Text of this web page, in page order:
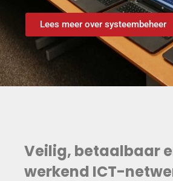
Lees meer over systeembeheer
Veilig, betaalbaar
werkend ICT-